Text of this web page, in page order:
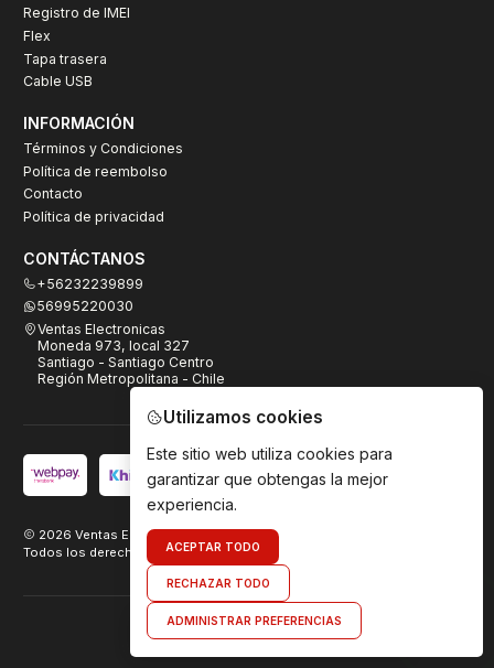
Registro de IMEI
Flex
Tapa trasera
Cable USB
INFORMACIÓN
Términos y Condiciones
Política de reembolso
Contacto
Política de privacidad
CONTÁCTANOS
+56232239899
56995220030
Ventas Electronicas
Moneda 973, local 327
Santiago - Santiago Centro
Región Metropolitana - Chile
2026 Ventas Electrónicas.
Todos los derechos reservados. Desarrollado por
Envíanos un mensaje de WhatsApp
Utilizamos cookies
Este sitio web utiliza cookies para
garantizar que obtengas la mejor
experiencia.
ACEPTAR TODO
RECHAZAR TODO
ADMINISTRAR PREFERENCIAS